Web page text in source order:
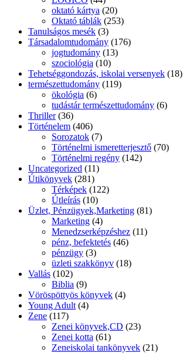
oktató kártya (20)
Oktató táblák (253)
Tanulságos mesék (3)
Társadalomtudomány (176)
jogtudomány (13)
szociológia (10)
Tehetséggondozás, iskolai versenyek (18)
természettudomány (119)
ökológia (6)
tudástár természettudomány (6)
Thriller (36)
Történelem (406)
Sorozatok (7)
Történelmi ismeretterjesztő (70)
Történelmi regény (142)
Uncategorized (11)
Útikönyvek (281)
Térképek (122)
Útleírás (10)
Üzlet, Pénzügyek,Marketing (81)
Marketing (4)
Menedzserképzéshez (11)
pénz, befektetés (46)
pénzügy (3)
üzleti szakkönyv (18)
Vallás (102)
Biblia (9)
Vöröspöttyös könyvek (4)
Young Adult (4)
Zene (117)
Zenei könyvek,CD (23)
Zenei kotta (61)
Zeneiskolai tankönyvek (21)